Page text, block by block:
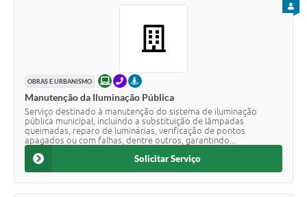
OBRAS E URBANISMO ONLINETELEFONEPRESENCIAL
Manutenção da Iluminação Pública
Serviço destinado à manutenção do sistema de iluminação
pública municipal, incluindo a substituição de lâmpadas
queimadas, reparo de luminárias, verificação de pontos
apagados ou com falhas, dentre outros, garantindo...
Solicitar Serviço